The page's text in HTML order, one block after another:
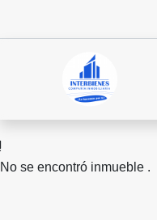
No se encontró inmueble .